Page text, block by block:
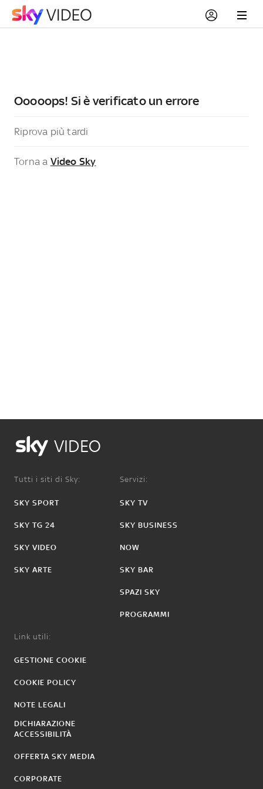
Ooooops! Si è verificato un errore
Riprova più tardi
Torna a Video Sky
VIDEO
Tutti i siti di Sky:
SKY SPORT
SKY TG 24
SKY VIDEO
SKY ARTE
Servizi:
SKY TV
SKY BUSINESS
NOW
SKY BAR
SPAZI SKY
PROGRAMMI
Link utili:
GESTIONE COOKIE
COOKIE POLICY
NOTE LEGALI
DICHIARAZIONE
ACCESSIBILITÀ
OFFERTA SKY MEDIA
CORPORATE